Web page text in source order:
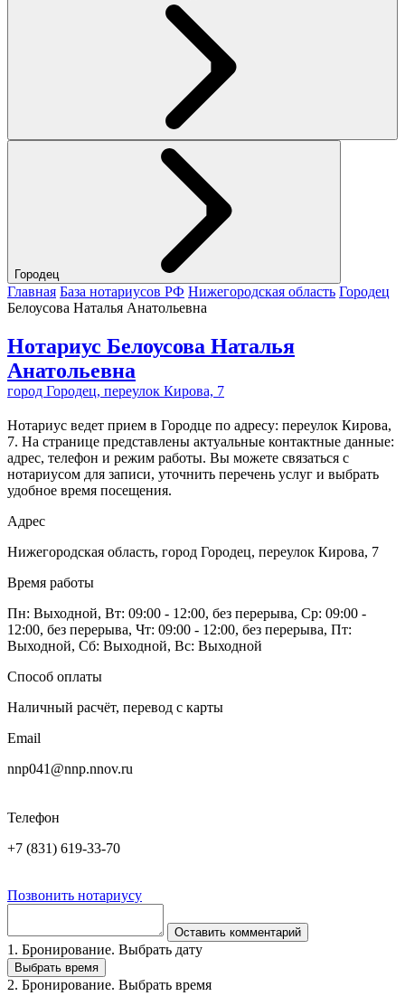
Городец
Главная База нотариусов РФ Нижегородская область Городец
Белоусова Наталья Анатольевна
Нотариус Белоусова Наталья
Анатольевна
город Городец, переулок Кирова, 7
Нотариус ведет прием в Городце по адресу: переулок Кирова,
7. На странице представлены актуальные контактные данные:
адрес, телефон и режим работы. Вы можете связаться с
нотариусом для записи, уточнить перечень услуг и выбрать
удобное время посещения.
Адрес
Нижегородская область, город Городец, переулок Кирова, 7
Время работы
Пн: Выходной, Вт: 09:00 - 12:00, без перерыва, Ср: 09:00 -
12:00, без перерыва, Чт: 09:00 - 12:00, без перерыва, Пт:
Выходной, Сб: Выходной, Вс: Выходной
Способ оплаты
Наличный расчёт, перевод с карты
Email
nnp041@nnp.nnov.ru
Телефон
+7 (831) 619-33-70
Позвонить нотариусу
Оставить комментарий
1. Бронирование. Выбрать дату
Выбрать время
2. Бронирование. Выбрать время